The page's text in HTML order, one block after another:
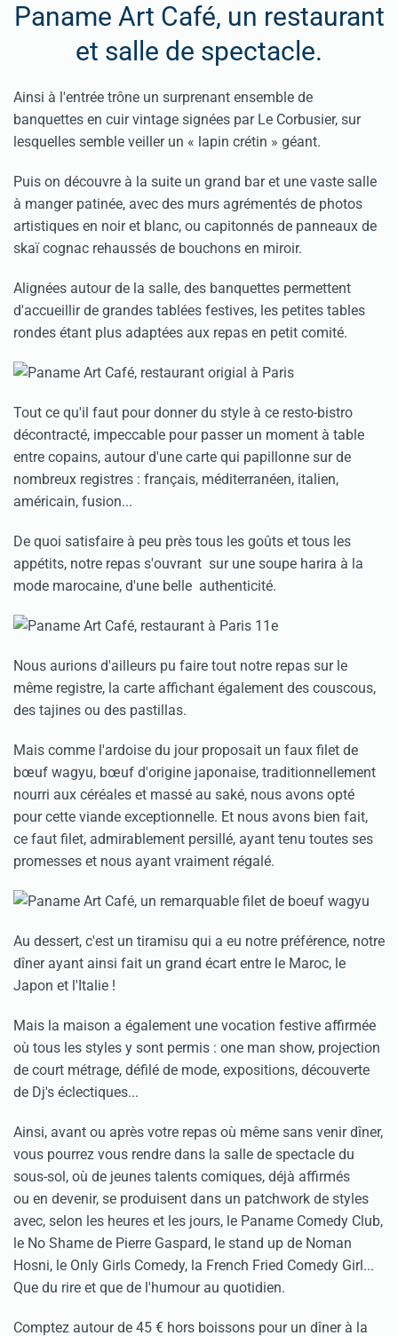
Paname Art Café, un restaurant
et salle de spectacle.
Ainsi à l'entrée trône un surprenant ensemble de
banquettes en cuir vintage signées par Le Corbusier, sur
lesquelles semble veiller un « lapin crétin » géant.
Puis on découvre à la suite un grand bar et une vaste salle
à manger patinée, avec des murs agrémentés de photos
artistiques en noir et blanc, ou capitonnés de panneaux de
skaï cognac rehaussés de bouchons en miroir.
Alignées autour de la salle, des banquettes permettent
d'accueillir de grandes tablées festives, les petites tables
rondes étant plus adaptées aux repas en petit comité.
Tout ce qu'il faut pour donner du style à ce resto-bistro
décontracté, impeccable pour passer un moment à table
entre copains, autour d'une carte qui papillonne sur de
nombreux registres : français, méditerranéen, italien,
américain, fusion...
De quoi satisfaire à peu près tous les goûts et tous les
appétits, notre repas s'ouvrant sur une soupe harira à la
mode marocaine, d'une belle authenticité.
Nous aurions d'ailleurs pu faire tout notre repas sur le
même registre, la carte affichant également des couscous,
des tajines ou des pastillas.
Mais comme l'ardoise du jour proposait un faux filet de
bœuf wagyu, bœuf d'origine japonaise, traditionnellement
nourri aux céréales et massé au saké, nous avons opté
pour cette viande exceptionnelle. Et nous avons bien fait,
ce faut filet, admirablement persillé, ayant tenu toutes ses
promesses et nous ayant vraiment régalé.
Au dessert, c'est un tiramisu qui a eu notre préférence, notre
dîner ayant ainsi fait un grand écart entre le Maroc, le
Japon et l'Italie !
Mais la maison a également une vocation festive affirmée
où tous les styles y sont permis : one man show, projection
de court métrage, défilé de mode, expositions, découverte
de Dj's éclectiques...
Ainsi, avant ou après votre repas où même sans venir dîner,
vous pourrez vous rendre dans la salle de spectacle du
sous-sol, où de jeunes talents comiques, déjà affirmés
ou en devenir, se produisent dans un patchwork de styles
avec, selon les heures et les jours, le Paname Comedy Club,
le No Shame de Pierre Gaspard, le stand up de Noman
Hosni, le Only Girls Comedy, la French Fried Comedy Girl...
Que du rire et que de l'humour au quotidien.
Comptez autour de 45 € hors boissons pour un dîner à la